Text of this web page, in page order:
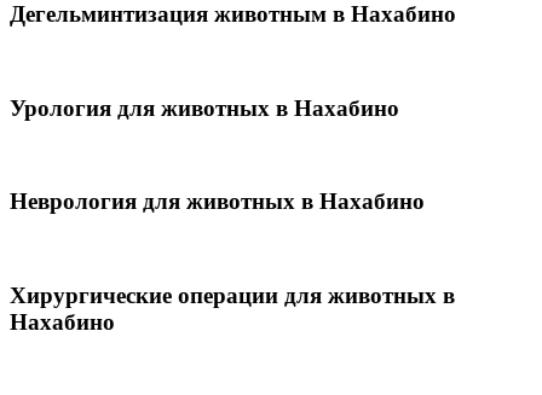
Дегельминтизация животным в Нахабино
Урология для животных в Нахабино
Неврология для животных в Нахабино
Хирургические операции для животных в
Нахабино